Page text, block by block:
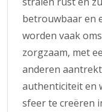
betrouwbaar en
worden vaak
zorgzaam, met
anderen
authenticiteit en
sfeer te creëren